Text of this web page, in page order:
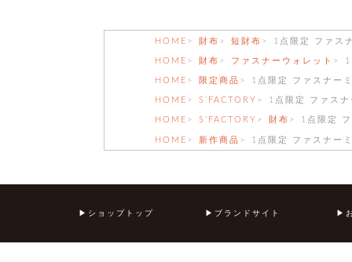
HOME 財布 短財布 1点限定 ファス
HOME 財布 ファスナーウォレット
HOME 限定商品 1点限定 ファスナー
HOME S’FACTORY 1点限定 ファス
HOME S’FACTORY 財布 1点限定
HOME 新作商品 1点限定 ファスナー
ショップトップ ブランドサイト